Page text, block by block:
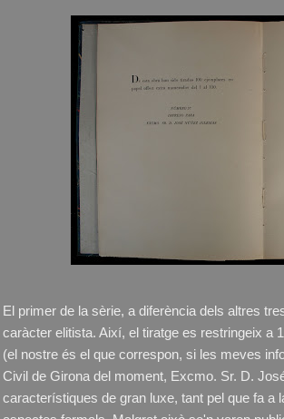
El primer de la sèrie, a diferència dels altres
caràcter elitista. Així, el tiratge es restringeix a
(el nostre és el que correspon, si les meves
Civil de Girona del moment, Excmo. Sr. D.
característiques de gran luxe, tant pel que fa a